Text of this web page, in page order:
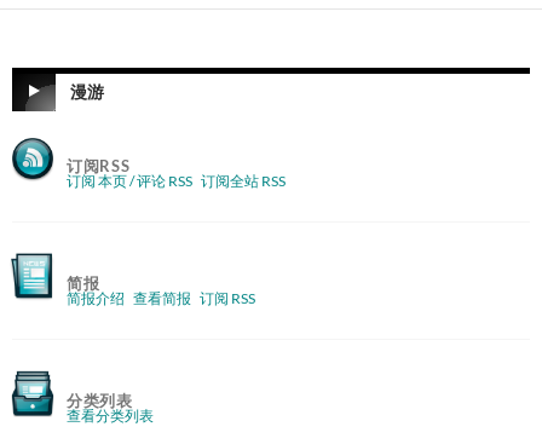
漫游
订阅RSS
订阅 本页 / 评论 RSS 订阅全站 RSS
简报
简报介绍 查看简报 订阅 RSS
分类列表
查看分类列表